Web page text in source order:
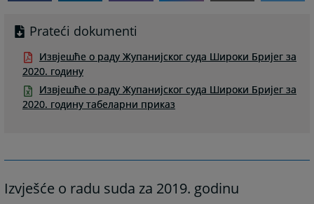
Prateći dokumenti
Извјешће о раду Жупанијског суда Широки Бријег за
2020. годину
Извјешће о раду Жупанијског суда Широки Бријег за
2020. годину табеларни приказ
Izvješće o radu suda za 2019. godinu